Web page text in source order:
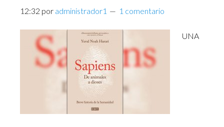
12:32 por administrador1 1 comentario
UNA